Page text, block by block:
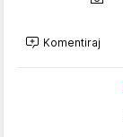
Komentiraj